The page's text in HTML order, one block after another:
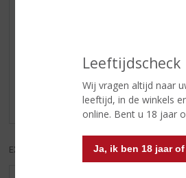
Leeftijdscheck
Wij vragen altijd naar
leeftijd, in de winkels
online. Bent u 18 jaar
Ja, ik ben 18 jaar
Er zijn nog geen reviews geplaatst
EXCL. BTW INCL. BTW